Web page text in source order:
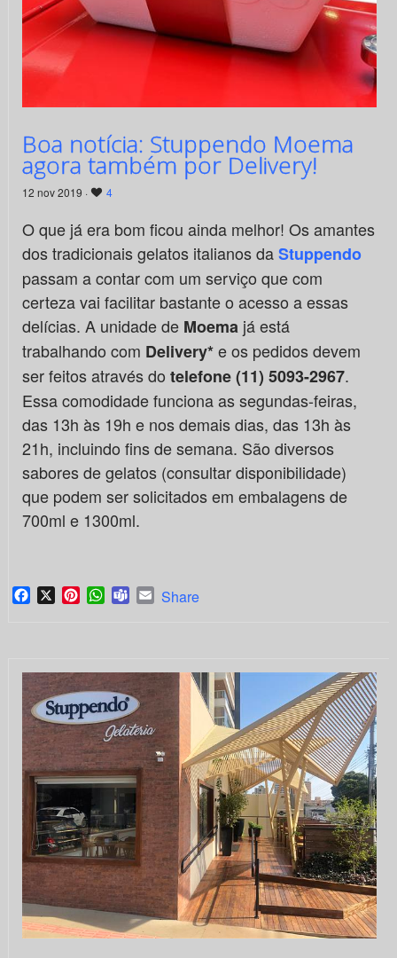
Boa notícia: Stuppendo Moema
agora também por Delivery!
12 nov 2019 · 4
O que já era bom ficou ainda melhor! Os amantes
dos tradicionais gelatos italianos daStuppendo
passam a contar com um serviço que com
certeza vai facilitar bastante o acesso a essas
delícias. A unidade de Moemajá está
trabalhando com Delivery*e os pedidos devem
ser feitos através do telefone (11) 5093-2967.
Essa comodidade funciona as segundas-feiras,
das 13h às 19h e nos demais dias, das 13h às
21h, incluindo fins de semana. São diversos
sabores de gelatos (consultar disponibilidade)
que podem ser solicitados em embalagens de
700ml e 1300ml.
Facebook
X PinterestWhatsApp
TeamsEmail
Share